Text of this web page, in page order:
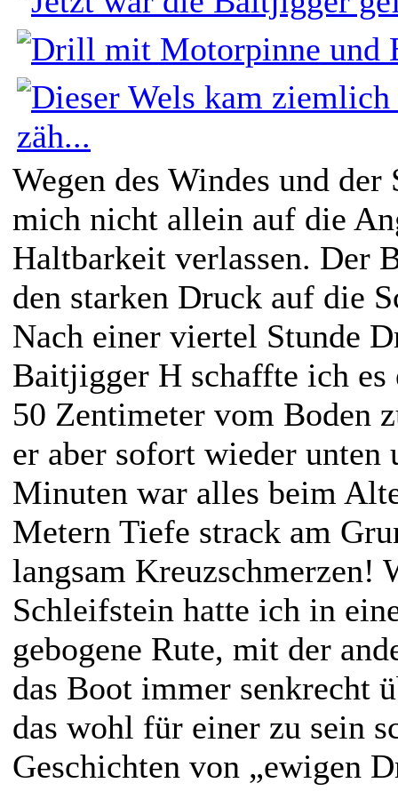
Wegen des Windes und
mich nicht allein auf die
Haltbarkeit verlassen. Der
den starken Druck auf die
Nach einer viertel Stunde
Baitjigger H schaffte ich es
50 Zentimeter vom Boden
er aber sofort wieder unten
Minuten war alles beim
Metern Tiefe strack am
langsam Kreuzschmerzen!
Schleifstein hatte ich in
gebogene Rute, mit der
das Boot immer senkrecht
das wohl für einer zu sein
Geschichten von „ewigen